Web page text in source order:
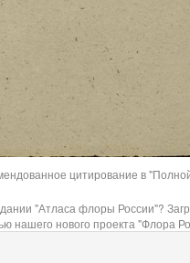
цитирование в
"Атласа флоры России"?
нашего нового проекта "Флора